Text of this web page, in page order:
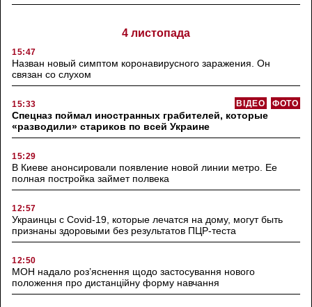
4 листопада
15:47
Назван новый симптом коронавирусного заражения. Он
связан со слухом
15:33 ФОТО
ВІДЕО
Спецназ поймал иностранных грабителей, которые
«разводили» стариков по всей Украине
15:29
В Киеве анонсировали появление новой линии метро. Ее
полная постройка займет полвека
12:57
Украинцы с Covid-19, которые лечатся на дому, могут быть
признаны здоровыми без результатов ПЦР-теста
12:50
МОН надало роз’яснення щодо застосування нового
положення про дистанційну форму навчання